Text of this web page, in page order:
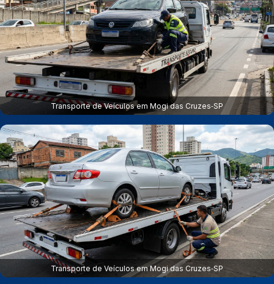
Transporte de Veículos em Mogi das Cruzes‑SP
Transporte de Veículos em Mogi das Cruzes‑SP